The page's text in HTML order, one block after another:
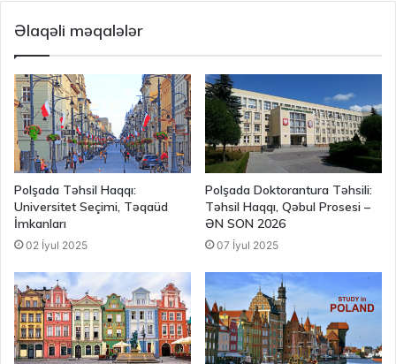
Əlaqəli məqalələr
Polşada Təhsil Haqqı:
Universitet Seçimi, Təqaüd
İmkanları
02 İyul 2025
Polşada Doktorantura Təhsili:
Təhsil Haqqı, Qəbul Prosesi –
ƏN SON 2026
07 İyul 2025